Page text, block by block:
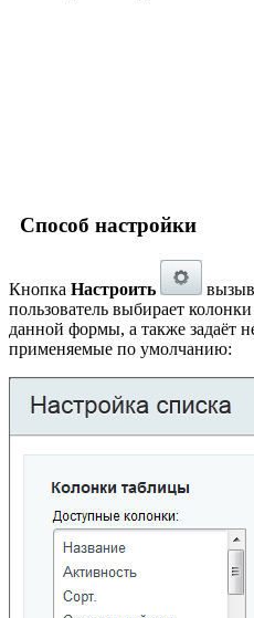
Способ настройки
Кнопка Настроить
пользователь выбирает
данной формы, а также задаёт
применяемые по умолчанию: